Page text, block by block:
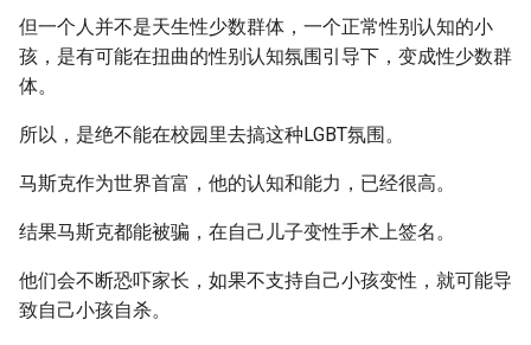
但一个人并不是天生性少数群体，一个正常性别认知的小
孩，是有可能在扭曲的性别认知氛围引导下，变成性少数群
体。
所以，是绝不能在校园里去搞这种LGBT氛围。
马斯克作为世界首富，他的认知和能力，已经很高。
结果马斯克都能被骗，在自己儿子变性手术上签名。
他们会不断恐吓家长，如果不支持自己小孩变性，就可能导
致自己小孩自杀。